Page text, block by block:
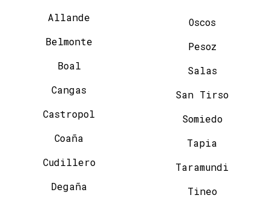
Allande
Belmonte
Boal
Cangas
Castropol
Coaña
Cudillero
Degaña
Oscos
Pesoz
Salas
San Tirso
Somiedo
Tapia
Taramundi
Tineo